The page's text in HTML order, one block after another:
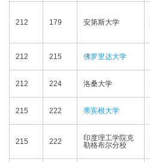
212 179 安第斯大学
212 215 佛罗里达大学
212 224 洛桑大学
215 222 蒂宾根大学
215 222
印度理工学院克
勒格布尔分校